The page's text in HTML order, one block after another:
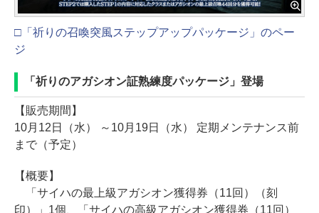
□「祈りの召喚突風ステップアップパッケージ」のペー
ジ
「祈りのアガシオン証熟練度パッケージ」登場
【販売期間】
10月12日（水） ～10月19日（水） 定期メンテナンス前
まで（予定）
【概要】
「サイハの最上級アガシオン獲得券（11回）（刻
印）」1個、「サイハの高級アガシオン獲得券（11回）